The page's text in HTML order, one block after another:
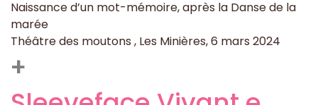
Naissance d’un mot-mémoire, après la Danse de la
marée
Théâtre des moutons , Les Minières, 6 mars 2024
+